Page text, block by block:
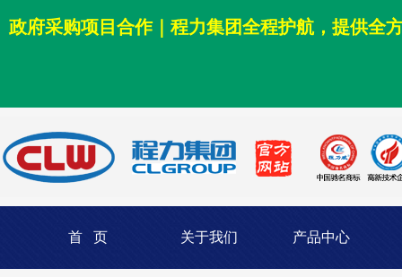
政府采购项目合作｜程力集团全程护航，提供全
首 页 关于我们 产品中心